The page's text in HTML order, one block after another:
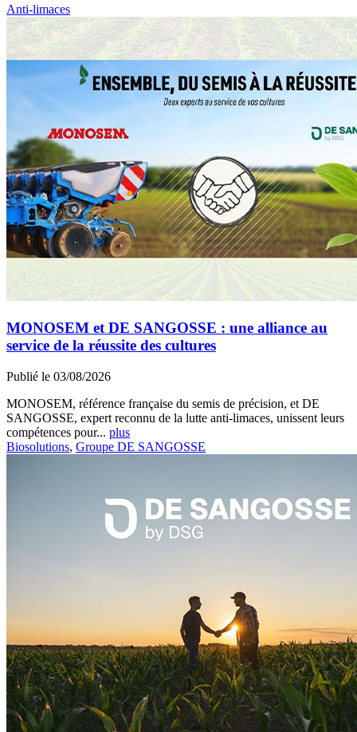
Anti-limaces
MONOSEM et DE SANGOSSE : une alliance au
service de la réussite des cultures
Publié le 03/08/2026
MONOSEM, référence française du semis de précision, et DE
SANGOSSE, expert reconnu de la lutte anti-limaces, unissent leurs
compétences pour... plus
Biosolutions, Groupe DE SANGOSSE